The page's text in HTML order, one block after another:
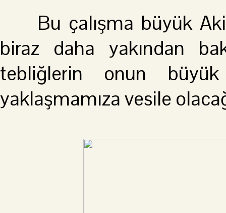
Bu çalışma büyük
biraz daha yakından
tebliğlerin onun
yaklaşmamıza vesile